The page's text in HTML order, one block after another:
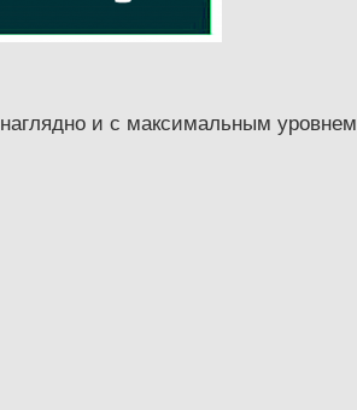
и с максимальным уровнем